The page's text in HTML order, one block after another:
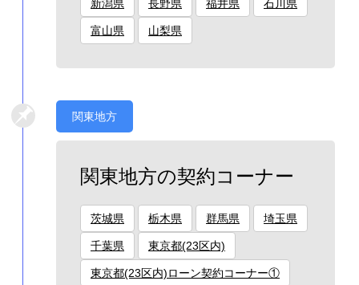
新潟県 長野県 福井県 石川県
富山県 山梨県
関東地方
関東地方の契約コーナー
茨城県 栃木県 群馬県 埼玉県
千葉県 東京都(23区内)
東京都(23区内)ローン契約コーナー①